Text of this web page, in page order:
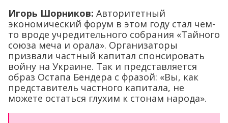
Игорь Шорников: Авторитетный
экономический форум в этом году стал чем-
то вроде учредительного собрания «Тайного
союза меча и орала». Организаторы
призвали частный капитал спонсировать
войну на Украине. Так и представляется
образ Остапа Бендера с фразой: «Вы, как
представитель частного капитала, не
можете остаться глухим к стонам народа».